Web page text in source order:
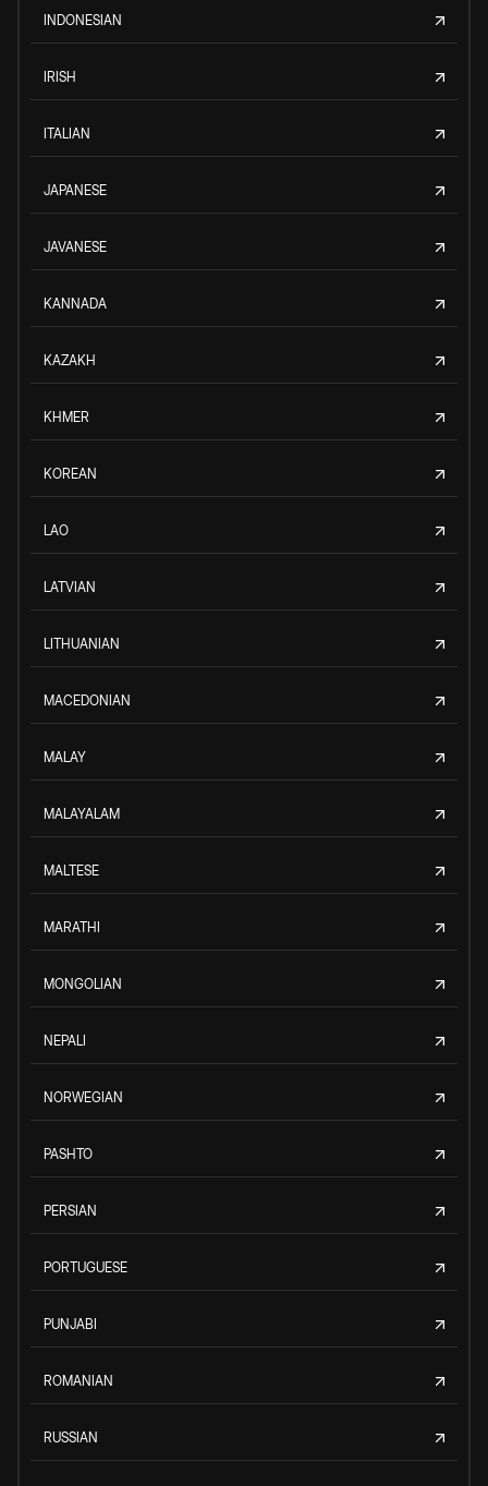
INDONESIAN
IRISH
ITALIAN
JAPANESE
JAVANESE
KANNADA
KAZAKH
KHMER
KOREAN
LAO
LATVIAN
LITHUANIAN
MACEDONIAN
MALAY
MALAYALAM
MALTESE
MARATHI
MONGOLIAN
NEPALI
NORWEGIAN
PASHTO
PERSIAN
PORTUGUESE
PUNJABI
ROMANIAN
RUSSIAN